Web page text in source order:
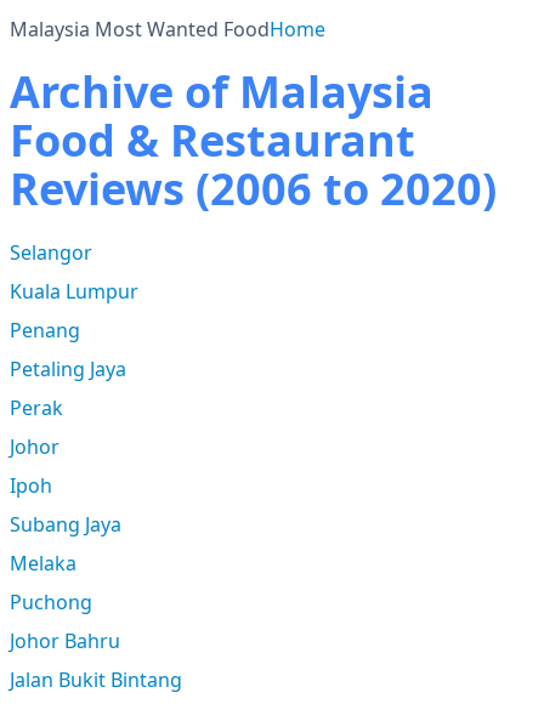
Malaysia Most Wanted FoodHome
Archive of Malaysia
Food & Restaurant
Reviews (2006 to 2020)
Selangor
Kuala Lumpur
Penang
Petaling Jaya
Perak
Johor
Ipoh
Subang Jaya
Melaka
Puchong
Johor Bahru
Jalan Bukit Bintang